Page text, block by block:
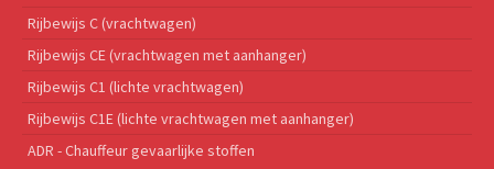
Rijbewijs C (vrachtwagen)
Rijbewijs CE (vrachtwagen met aanhanger)
Rijbewijs C1 (lichte vrachtwagen)
Rijbewijs C1E (lichte vrachtwagen met aanhanger)
ADR - Chauffeur gevaarlijke stoffen